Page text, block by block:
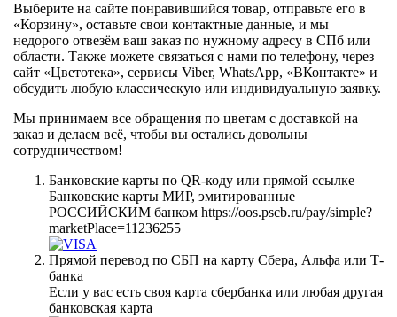
Выберите на сайте понравившийся товар, отправьте его в
«Корзину», оставьте свои контактные данные, и мы
недорого отвезём ваш заказ по нужному адресу в СПб или
области. Также можете связаться с нами по телефону, через
сайт «Цветотека», сервисы Viber, WhatsApp, «ВКонтакте» и
обсудить любую классическую или индивидуальную заявку.
Мы принимаем все обращения по цветам с доставкой на
заказ и делаем всё, чтобы вы остались довольны
сотрудничеством!
Банковские карты по QR-коду или прямой ссылке
Банковские карты МИР, эмитированные
РОССИЙСКИМ банком https://oos.pscb.ru/pay/simple?
marketPlace=11236255
Прямой перевод по СБП на карту Сбера, Альфа или Т-
банка
Если у вас есть своя карта сбербанка или любая другая
банковская карта